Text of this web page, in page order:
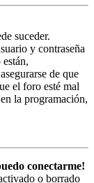
suceder.
y contraseña
de que
el foro esté mal
la programación,
conectarme!
o borrado